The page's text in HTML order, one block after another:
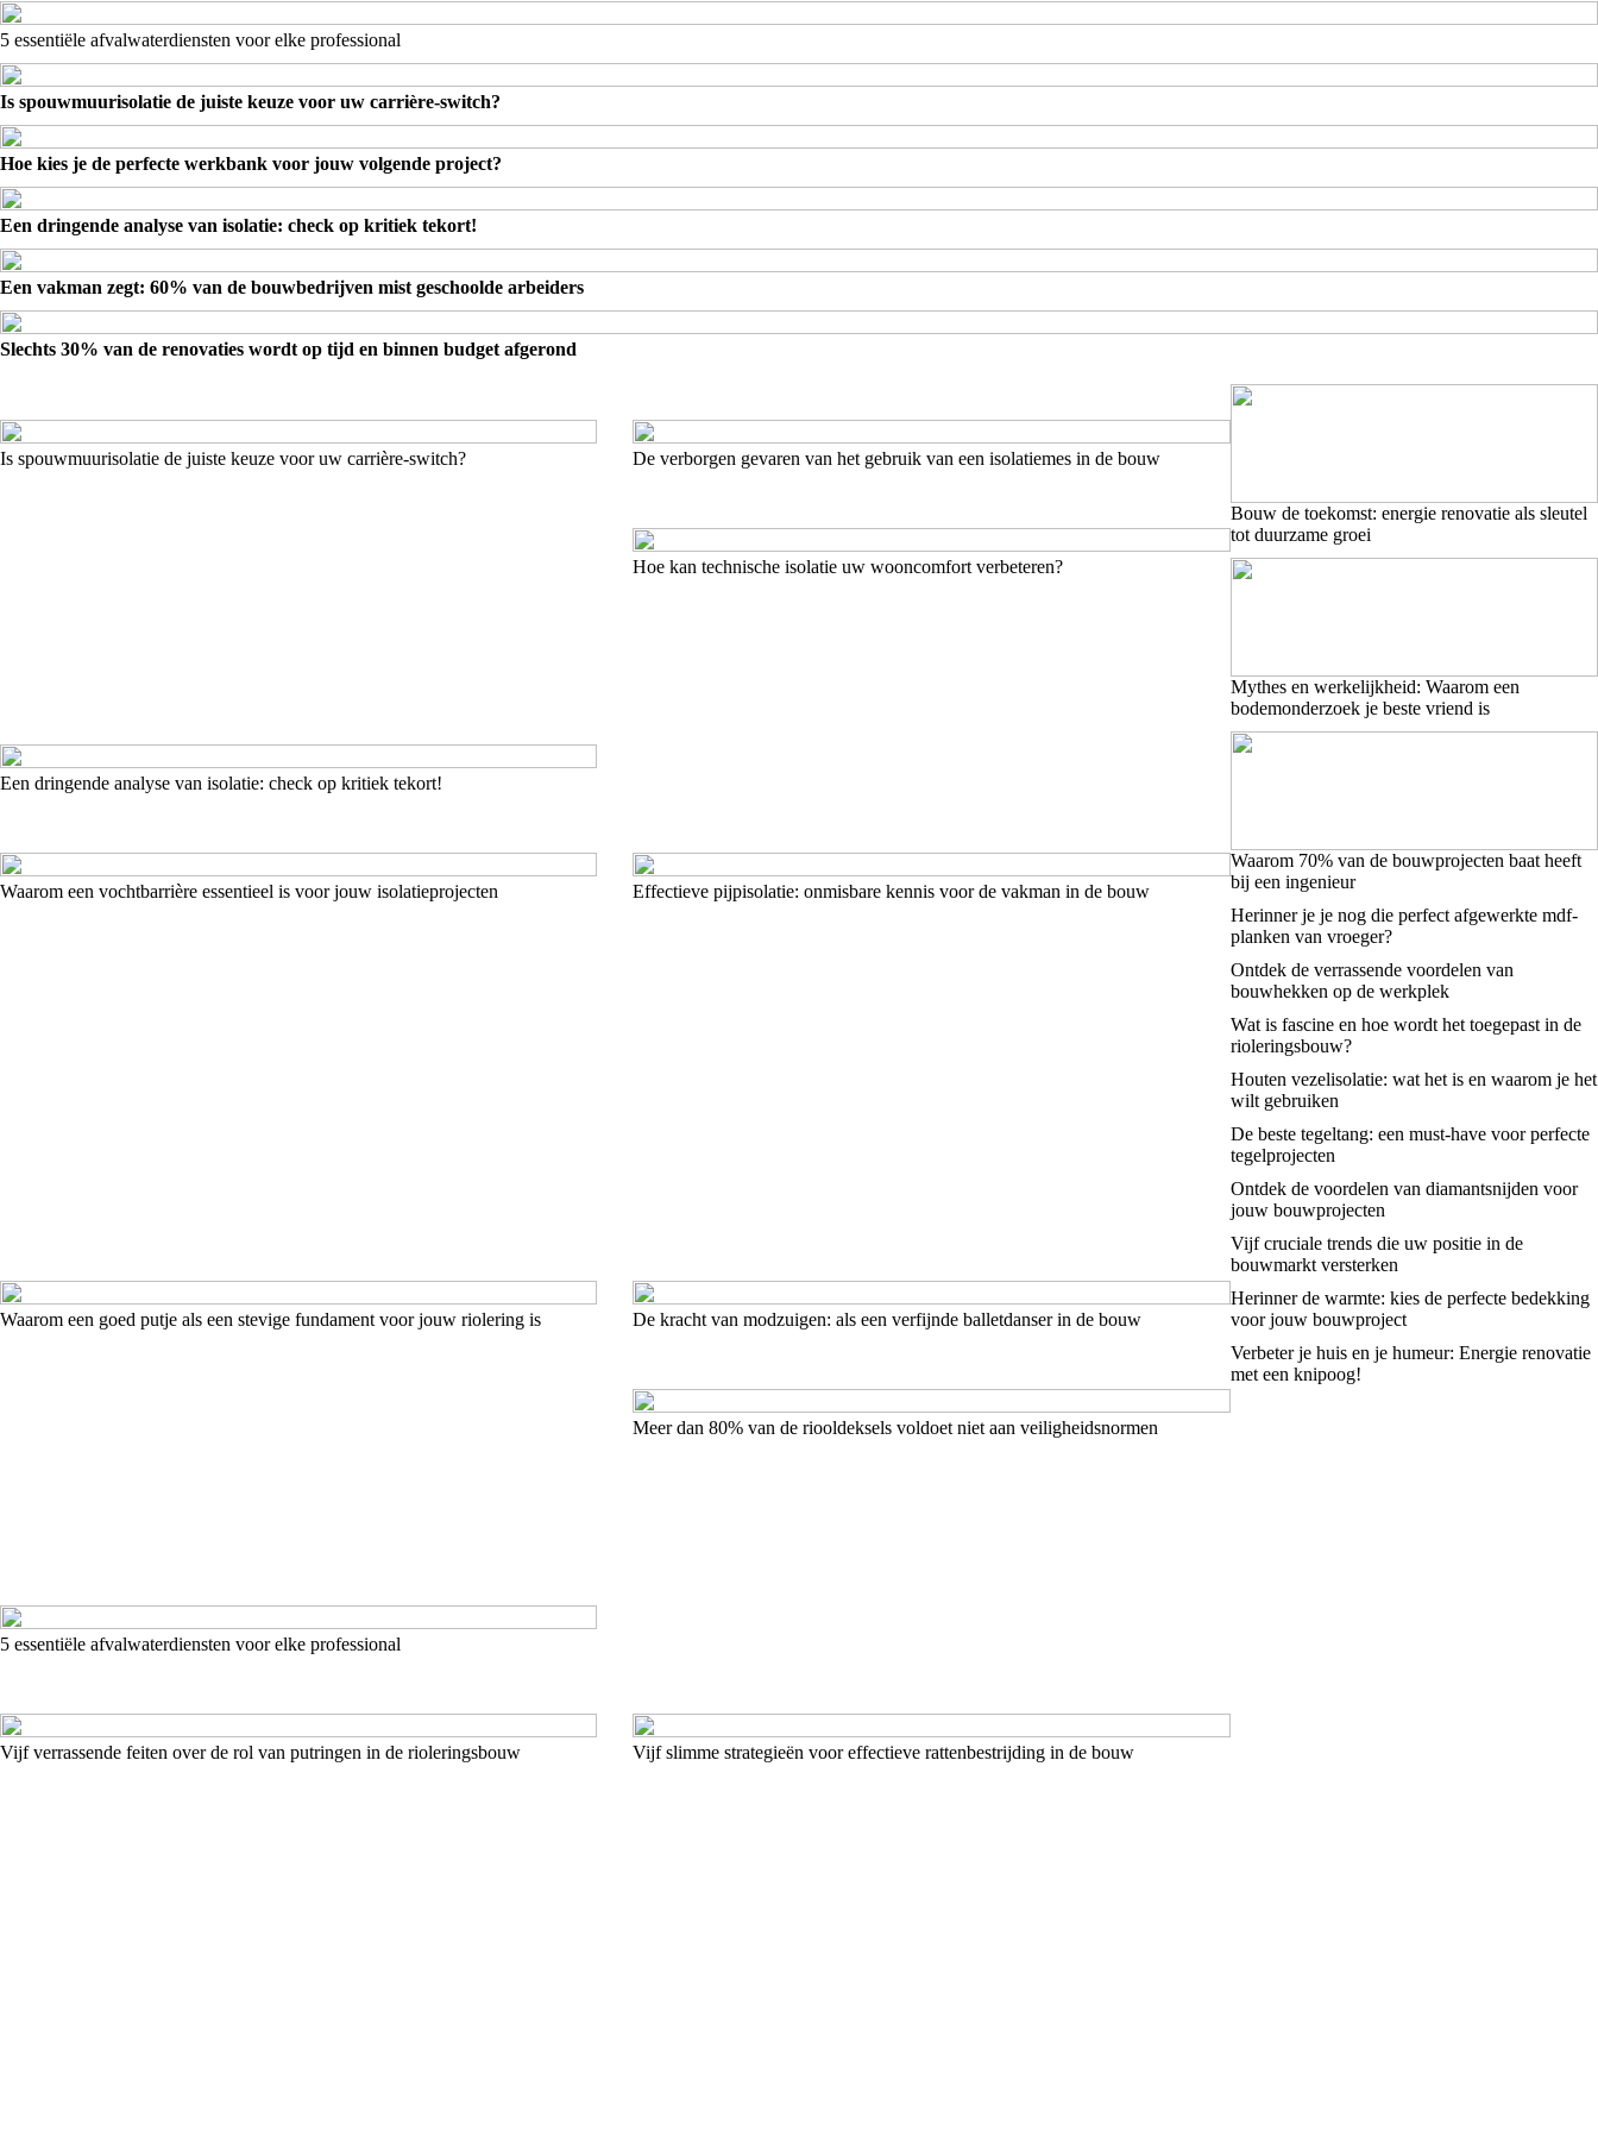
5 essentiële afvalwaterdiensten voor elke professional
Is spouwmuurisolatie de juiste keuze voor uw carrière-switch?
Hoe kies je de perfecte werkbank voor jouw volgende project?
Een dringende analyse van isolatie: check op kritiek tekort!
Een vakman zegt: 60% van de bouwbedrijven mist geschoolde arbeiders
Slechts 30% van de renovaties wordt op tijd en binnen budget afgerond
Is spouwmuurisolatie de juiste keuze voor uw carrière-switch?
Een dringende analyse van isolatie: check op kritiek tekort!
De verborgen gevaren van het gebruik van een isolatiemes in de bouw
Hoe kan technische isolatie uw wooncomfort verbeteren?
Waarom een vochtbarrière essentieel is voor jouw isolatieprojecten Effectieve pijpisolatie: onmisbare kennis voor de vakman in de bouw
Waarom een goed putje als een stevige fundament voor jouw riolering is
5 essentiële afvalwaterdiensten voor elke professional
De kracht van modzuigen: als een verfijnde balletdanser in de bouw
Meer dan 80% van de riooldeksels voldoet niet aan veiligheidsnormen
Vijf verrassende feiten over de rol van putringen in de rioleringsbouw Vijf slimme strategieën voor effectieve rattenbestrijding in de bouw
Bouw de toekomst: energie renovatie als sleutel
tot duurzame groei
Mythes en werkelijkheid: Waarom een
bodemonderzoek je beste vriend is
Waarom 70% van de bouwprojecten baat heeft
bij een ingenieur
Herinner je je nog die perfect afgewerkte mdf-
planken van vroeger?
Ontdek de verrassende voordelen van
bouwhekken op de werkplek
Wat is fascine en hoe wordt het toegepast in de
rioleringsbouw?
Houten vezelisolatie: wat het is en waarom je het
wilt gebruiken
De beste tegeltang: een must-have voor perfecte
tegelprojecten
Ontdek de voordelen van diamantsnijden voor
jouw bouwprojecten
Vijf cruciale trends die uw positie in de
bouwmarkt versterken
Herinner de warmte: kies de perfecte bedekking
voor jouw bouwproject
Verbeter je huis en je humeur: Energie renovatie
met een knipoog!